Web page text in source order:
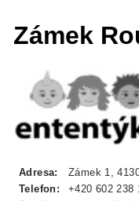
Zámek
Adresa:
Zámek 1,
Telefon:
+420 602 238